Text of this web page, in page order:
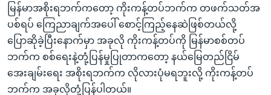
မြန်မာအစိုးရဘက်ကတော့ ကိုးကန့်တပ်ဘက်က တဖက်သတ်အ
ပစ်ရပ် ကြေညာချက်အပေါ် စောင့်ကြည့်နေဆဲဖြစ်တယ်လို့
ပြောဆိုခဲ့ပြီးနောက်မှာ အခုလို ကိုးကန့်တပ်ကို မြန်မာစစ်တပ်
ဘက်က စစ်ရေးနဲ့တုံ့ပြန်မှုပြုတာကတော့ နယ်မြေတည်ငြိမ်
အေးချမ်းရေး အစိုးရဘက်က လိုလားပုံမရဘူးလို့ ကိုးကန့်တပ်
ဘက်က အခုလိုတုံ့ပြန်ပါတယ်။